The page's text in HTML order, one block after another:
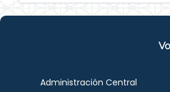
Administración Central